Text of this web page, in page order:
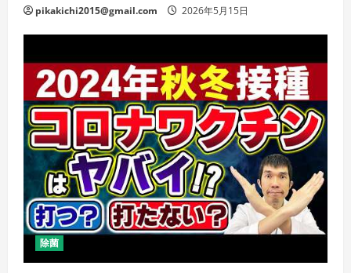
pikakichi2015@gmail.com 2026年5月15日
除菌